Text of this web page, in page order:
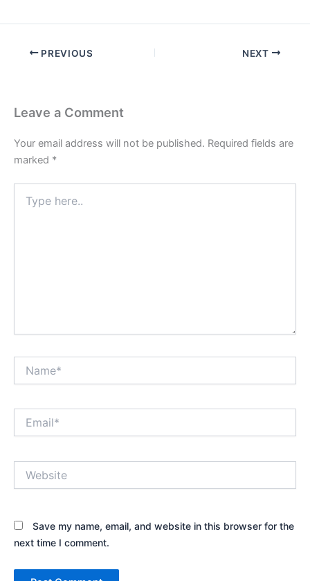
PREVIOUS NEXT
Leave a Comment
Your email address will not be published. Required fields are
marked *
here..
Save my name, email, and website in this browser for the
next time I comment.